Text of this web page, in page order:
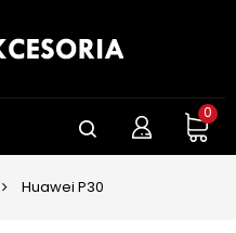
0
Huawei P30